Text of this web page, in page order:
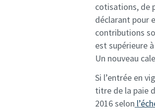
cotisations, de
déclarant pour
contributions
est supérieure
Un nouveau
Si l’entrée en
titre de la paie
2016 selon